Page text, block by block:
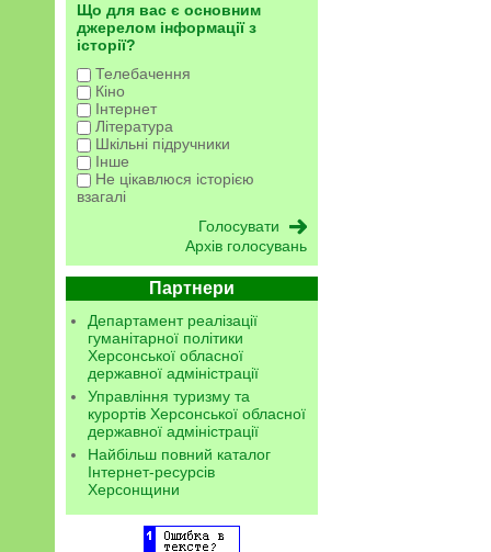
Що для вас є основним
джерелом інформації з
історії?
Телебачення
Кіно
Інтернет
Література
Шкільні підручники
Інше
Не цікавлюся історією
взагалі
Архів голосувань
Партнери
Департамент реалізації
гуманітарної політики
Херсонської обласної
державної адміністрації
Управління туризму та
курортів Херсонської обласної
державної адміністрації
Найбільш повний каталог
Інтернет-ресурсів
Херсонщини